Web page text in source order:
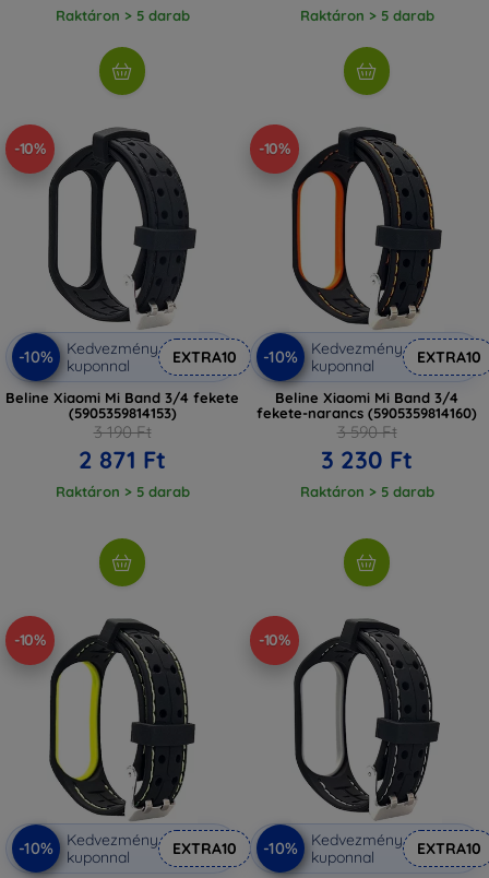
Raktáron > 5 darab Raktáron > 5 darab
-10%
-10%
Kedvezmény
kuponnal
EXTRA10
Beline Xiaomi Mi Band 3/4 fekete
(5905359814153)
3 190 Ft
2 871 Ft
Raktáron > 5 darab
-10%
-10%
Kedvezmény
kuponnal
EXTRA10
Beline Xiaomi Mi Band 3/4
fekete-narancs (5905359814160)
3 590 Ft
3 230 Ft
Raktáron > 5 darab
-10%
-10%
Kedvezmény
kuponnal
EXTRA10
-10%
-10%
Kedvezmény
kuponnal
EXTRA10